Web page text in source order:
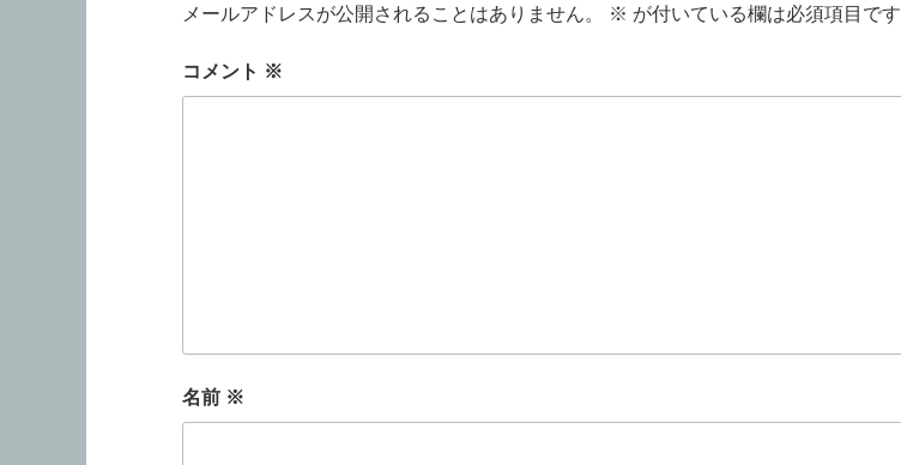
メールアドレスが公開されることはありません。 ※ が付いている欄は必須項目です
コメント ※
名前 ※